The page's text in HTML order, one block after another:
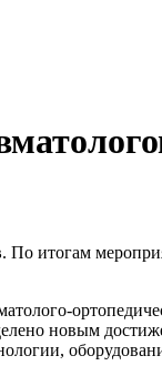
. По итогам
новым